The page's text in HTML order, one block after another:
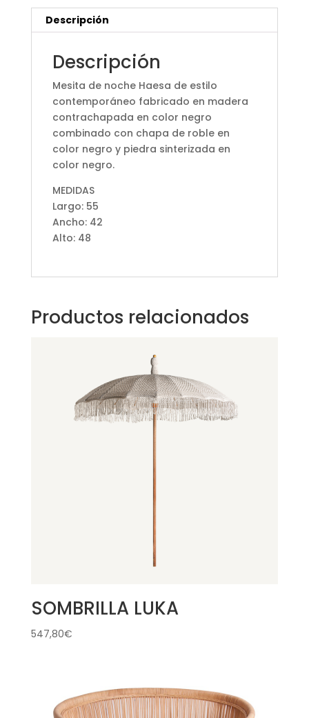
Descripción
Descripción
Mesita de noche Haesa de estilo
contemporáneo fabricado en madera
contrachapada en color negro
combinado con chapa de roble en
color negro y piedra sinterizada en
color negro.
MEDIDAS
Largo: 55
Ancho: 42
Alto: 48
Productos relacionados
SOMBRILLA LUKA
547,80€